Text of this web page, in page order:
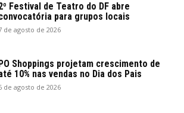
Festival de Teatro do DF abre
para grupos locais
de agosto de 2026
PO Shoppings projetam crescimento de
10% nas vendas no Dia dos Pais
de agosto de 2026